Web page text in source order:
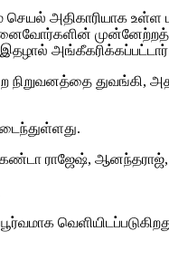
அதிகாரியாக உள்ள
நிறுவனத்தை துவங்கி,
ராஜேஷ், ஆனந்தராஜ்,